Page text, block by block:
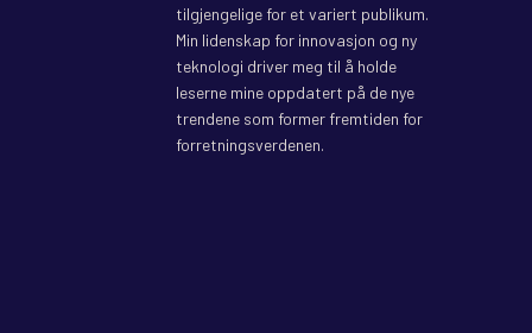
tilgjengelige for et variert publikum.
Min lidenskap for innovasjon og ny
teknologi driver meg til å holde
leserne mine oppdatert på de nye
trendene som former fremtiden for
forretningsverdenen.